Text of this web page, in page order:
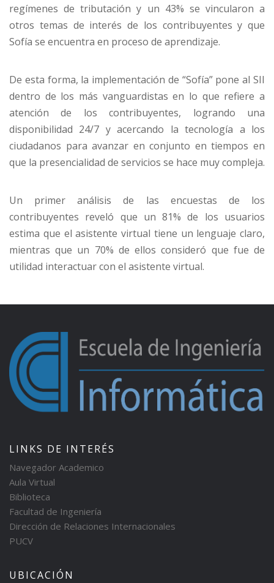
regímenes de tributación y un 43% se vincularon a
otros temas de interés de los contribuyentes y que
Sofía se encuentra en proceso de aprendizaje.
De esta forma, la implementación de “Sofía” pone al SII
dentro de los más vanguardistas en lo que refiere a
atención de los contribuyentes, logrando una
disponibilidad 24/7 y acercando la tecnología a los
ciudadanos para avanzar en conjunto en tiempos en
que la presencialidad de servicios se hace muy compleja.
Un primer análisis de las encuestas de los
contribuyentes reveló que un 81% de los usuarios
estima que el asistente virtual tiene un lenguaje claro,
mientras que un 70% de ellos consideró que fue de
utilidad interactuar con el asistente virtual.
LINKS DE INTERÉS
Navegador Academico
Aula Virtual
Biblioteca
Facultad de Ingeniería
Dirección de Relaciones Internacionales
PUCV
UBICACIÓN